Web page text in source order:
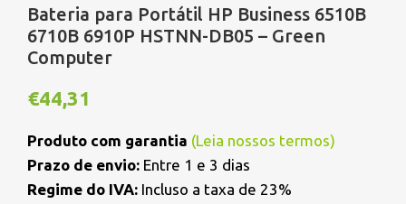
Bateria para Portátil HP Business 6510B
6710B 6910P HSTNN-DB05 – Green
Computer
€44,31
Produto com garantia (Leia nossos termos)
Prazo de envio: Entre 1 e 3 dias
Regime do IVA: Incluso a taxa de 23%